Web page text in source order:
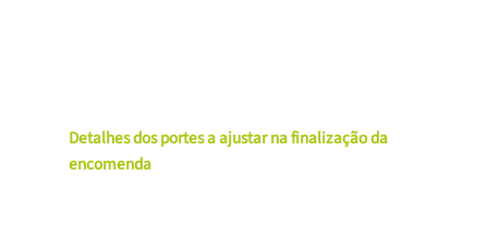
Detalhes dos portes a ajustar na finalização da
encomenda